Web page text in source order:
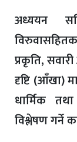
अध्ययन
प्रकृति,
दृष्टि (आँखा)
धार्मिक
विश्लेषण गर्ने